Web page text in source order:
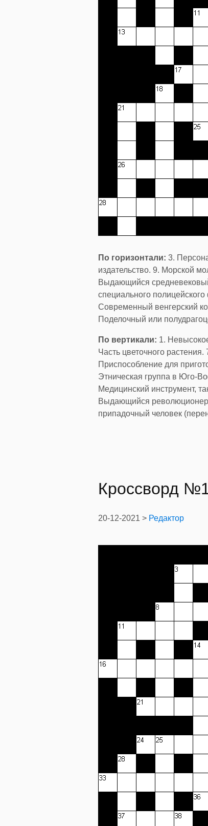
По горизонтали: 3.
издательство. 9. Морской
Выдающийся
специального
Современный венгерский
Поделочный или
По вертикали: 1.
Часть цветочного
Приспособление для
Этническая группа в Юго-
Медицинский инструмент,
Выдающийся революционер,
припадочный человек
Кроссворд
20-12-2021 > Редактор